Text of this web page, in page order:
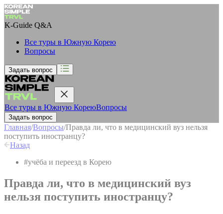
K-Guide Q&A
Все туры в Южную Корею
Вопросы
Задать вопрос
Все туры в Южную КореюВопросы
Задать вопрос
Главная/Вопросы/Правда ли, что в медицинский вуз нельзя
поступить иностранцу?
Назад
#учёба и переезд в Корею
Правда ли, что в медицинский вуз
нельзя поступить иностранцу?